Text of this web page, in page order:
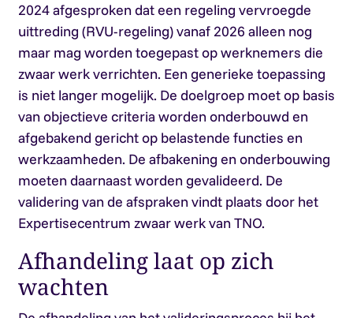
2024 afgesproken dat een regeling vervroegde
uittreding (RVU-regeling) vanaf 2026 alleen nog
maar mag worden toegepast op werknemers die
zwaar werk verrichten. Een generieke toepassing
is niet langer mogelijk. De doelgroep moet op basis
van objectieve criteria worden onderbouwd en
afgebakend gericht op belastende functies en
werkzaamheden. De afbakening en onderbouwing
moeten daarnaast worden gevalideerd. De
validering van de afspraken vindt plaats door het
Expertisecentrum zwaar werk van TNO.
Afhandeling laat op zich
wachten